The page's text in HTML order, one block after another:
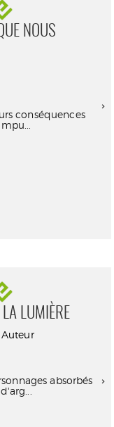
NOUS
conséquences
LUMIÈRE
Auteur
absorbés